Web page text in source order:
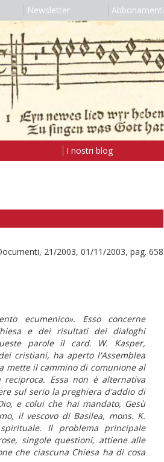
Newsletter Abbonamenti
I nostri blog
21/2003, 01/11/2003, pag. 658
ecumenico». Esso concerne
e dei risultati dei dialoghi
parole il card. W. Kasper,
cristiani, ha aperto l'Assemblea
mette il cammino di comunione al
Essa non è alternativa
sul serio la preghiera d'addio di
e colui che hai mandato, Gesù
il vescovo di Basilea, mons. K.
Il problema principale
singole questioni, attiene alle
che ciascuna Chiesa ha di cosa